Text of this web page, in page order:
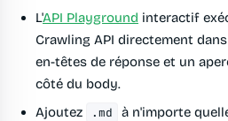
L'API Playground interactif
Crawling API directement
en-têtes de réponse et un
côté du body.
Ajoutez
.md
à n'importe